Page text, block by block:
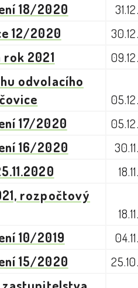
18/2020
12/2020
2021
odvolacího
17/2020
16/2020
rozpočtový
10/2019
15/2020